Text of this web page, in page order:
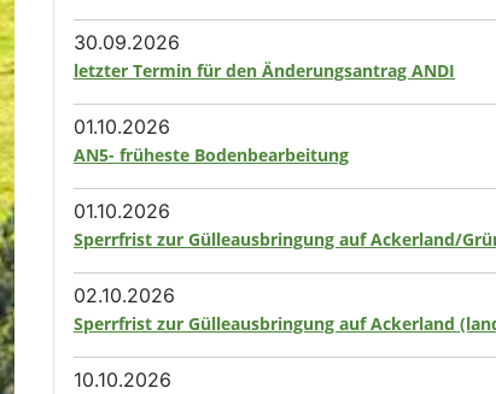
30.09.2026
letzter Termin für den Änderungsantrag ANDI
01.10.2026
AN5- früheste Bodenbearbeitung
01.10.2026
Sperrfrist zur Gülleausbringung auf Ackerland/
02.10.2026
Sperrfrist zur Gülleausbringung auf Ackerland
10.10.2026